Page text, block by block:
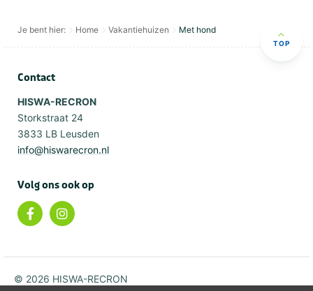
Je bent hier: Home Vakantiehuizen Met hond
TOP
Contact
HISWA-RECRON
Storkstraat 24
3833 LB Leusden
info@hiswarecron.nl
Volg ons ook op
© 2026 HISWA-RECRON